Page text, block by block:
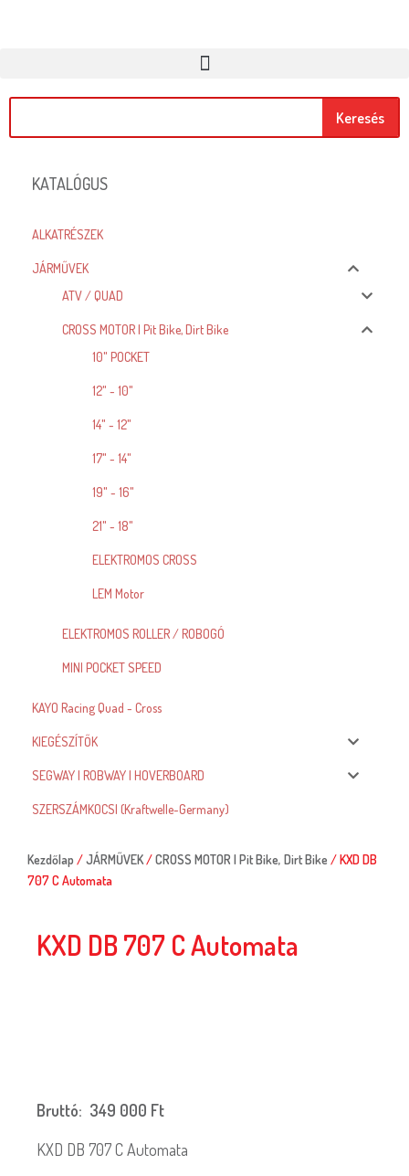
Keresés
KATALÓGUS
ALKATRÉSZEK
JÁRMŰVEK
ATV / QUAD
CROSS MOTOR | Pit Bike, Dirt Bike
10" POCKET
12" - 10"
14" - 12"
17" - 14"
19" - 16"
21" - 18"
ELEKTROMOS CROSS
LEM Motor
ELEKTROMOS ROLLER / ROBOGÓ
MINI POCKET SPEED
KAYO Racing Quad - Cross
KIEGÉSZÍTŐK
SEGWAY | ROBWAY | HOVERBOARD
SZERSZÁMKOCSI (Kraftwelle-Germany)
Kezdőlap /JÁRMŰVEK /CROSS MOTOR | Pit Bike, Dirt Bike / KXD DB
707 C Automata
KXD DB 707 C Automata
Bruttó: 349 000 Ft
KXD DB 707 C Automata